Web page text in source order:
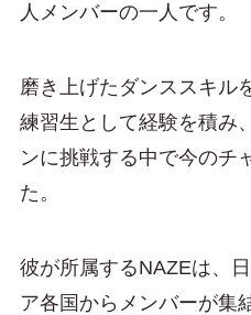
人メンバーの一人です。
磨き上げたダンススキル
練習生として経験を積み
ンに挑戦する中で今のチ
た。
彼が所属するNAZEは、
ア各国からメンバーが集